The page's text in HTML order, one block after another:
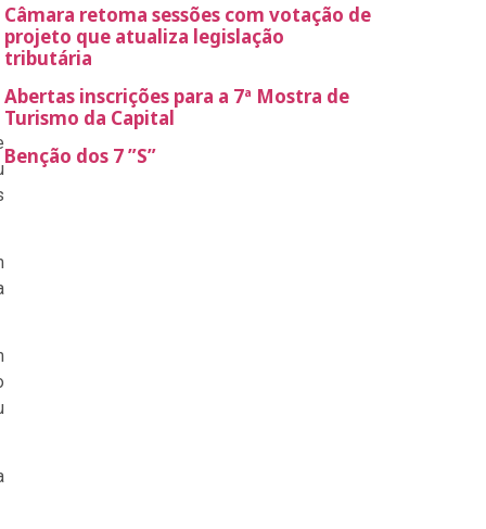
Câmara retoma sessões com votação de
projeto que atualiza legislação
tributária
Abertas inscrições para a 7ª Mostra de
Turismo da Capital
Benção dos 7 ”S”